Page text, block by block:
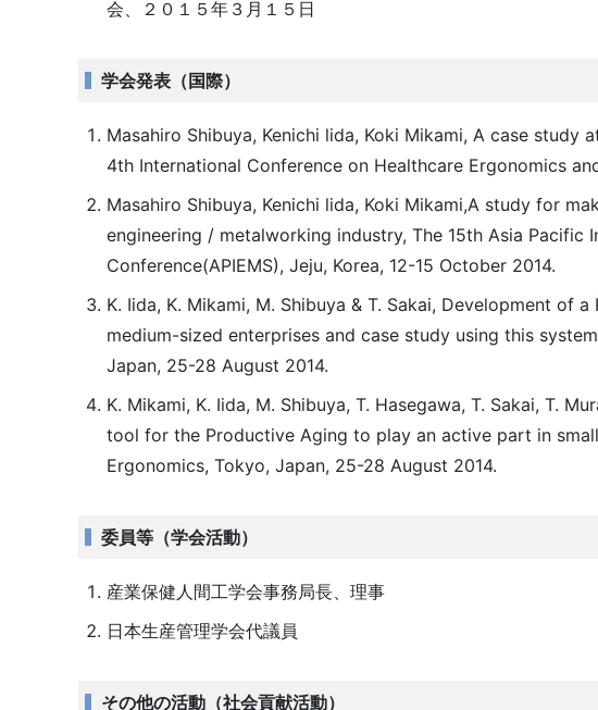
会、２０１５年３月１５日
学会発表（国際）
Masahiro Shibuya, Kenichi lida, Koki Mikami, A case
4th International Conference on Healthcare Ergonomics
Masahiro Shibuya, Kenichi lida, Koki Mikami,A study for
engineering / metalworking industry, The 15th Asia Pacific
Conference(APIEMS), Jeju, Korea, 12-15 October 2014.
K. Iida, K. Mikami, M. Shibuya & T. Sakai, Development of
medium-sized enterprises and case study using this
Japan, 25-28 August 2014.
K. Mikami, K. Iida, M. Shibuya, T. Hasegawa, T. Sakai, T.
tool for the Productive Aging to play an active part in
Ergonomics, Tokyo, Japan, 25-28 August 2014.
委員等（学会活動）
産業保健人間工学会事務局長、理事
日本生産管理学会代議員
その他の活動（社会貢献活動）